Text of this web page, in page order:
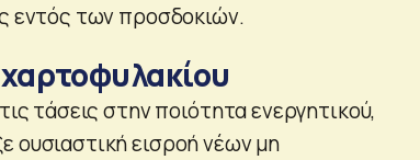
εντός των προσδοκιών.
τάσεις στην ποιότητα ενεργητικού,
ουσιαστική εισροή νέων μη